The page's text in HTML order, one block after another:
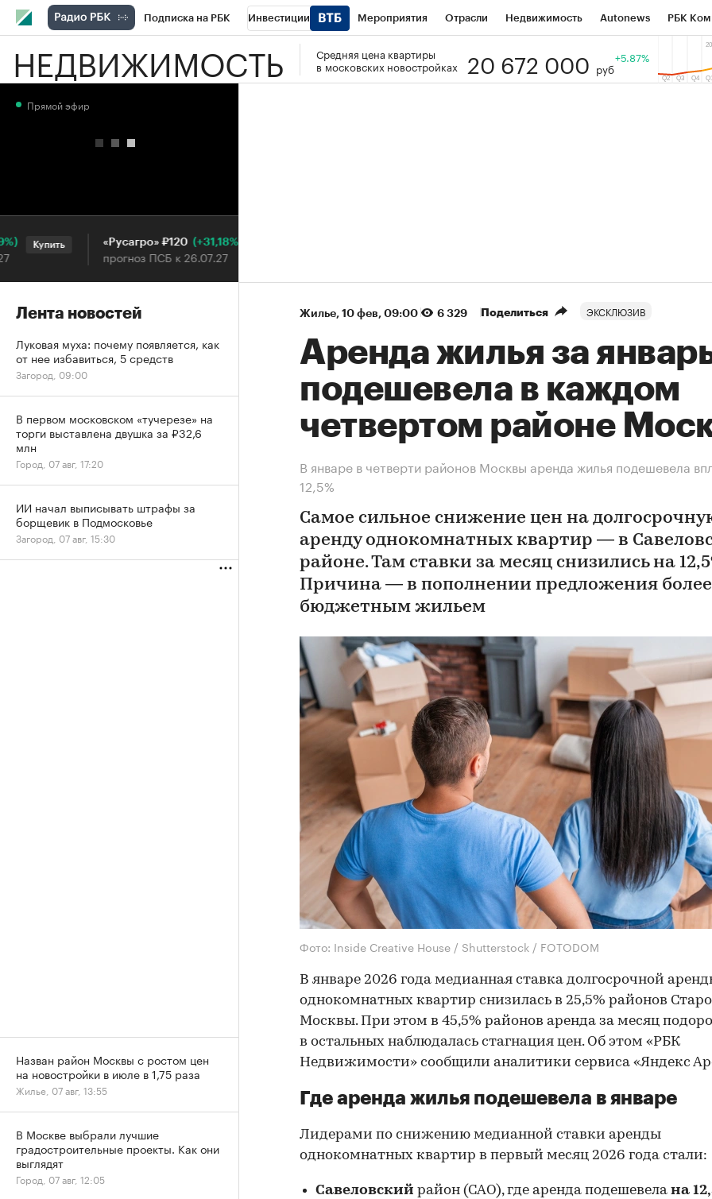
Подписка на РБК Инвестиции Мероприятия Отрасли Недвижимость Autonews РБК
РБК Вино Спорт Школа управления РБК РБК Образование Тренды
НЕДВИЖИМОСТЬ
Средняя цена квартиры
в московских новостройках
20 672 000 руб
+5.87%
Жилье⁠, 10 фев, 09:00 6 329 Поделиться ЭКСКЛЮЗИВ
Аренда жилья за
подешевела в каждом
четвертом районе
В январе в четверти районов Москвы аренда жилья подешевела
12,5%
Самое сильное снижение цен на
аренду однокомнатных квартир — в
районе. Там ставки за месяц снизились на
Причина — в пополнении предложения более
бюджетным жильем
Фото: Inside Creative House / Shutterstock / FOTODOM
В январе 2026 года медианная ставка долгосрочной
однокомнатных квартир снизилась в 25,5% районов
Москвы. При этом в 45,5% районов аренда за месяц
в остальных наблюдалась стагнация цен. Об этом «РБК
Недвижимости» сообщили аналитики сервиса «Яндекс
Где аренда жилья подешевела в январе
Лидерами по снижению медианной ставки аренды
однокомнатных квартир в первый месяц 2026 года стали:
Савеловский район (САО), где аренда подешевела на
Прямой эфир
Купить «Русагро» ₽120 (+31,18%)
прогноз ПСБ к 26.07.27
Лента новостей
Луковая муха: почему появляется, как
от нее избавиться, 5 средств
Загород, 09:00
В первом московском «тучерезе» на
торги выставлена двушка за ₽32,6
млн
Город, 07 авг, 17:20
ИИ начал выписывать штрафы за
борщевик в Подмосковье
Загород, 07 авг, 15:30
Назван район Москвы с ростом цен
на новостройки в июле в 1,75 раза
Жилье, 07 авг, 13:55
В Москве выбрали лучшие
градостроительные проекты. Как они
выглядят
Город, 07 авг, 12:05